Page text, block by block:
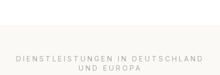
DIENSTLEISTUNGEN IN DEUTSCHLAND
UND EUROPA